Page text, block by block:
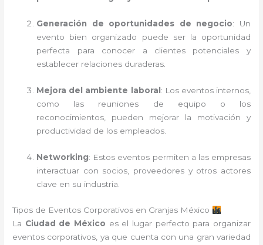
Generación de oportunidades de negocio: Un
evento bien organizado puede ser la oportunidad
perfecta para conocer a clientes potenciales y
establecer relaciones duraderas.
Mejora del ambiente laboral : Los eventos internos,
como las reuniones de equipo o los
reconocimientos, pueden mejorar la motivación y
productividad de los empleados.
Networking: Estos eventos permiten a las empresas
interactuar con socios, proveedores y otros actores
clave en su industria.
Tipos de Eventos Corporativos en Granjas México
La Ciudad de México es el lugar perfecto para organizar
eventos corporativos, ya que cuenta con una gran variedad